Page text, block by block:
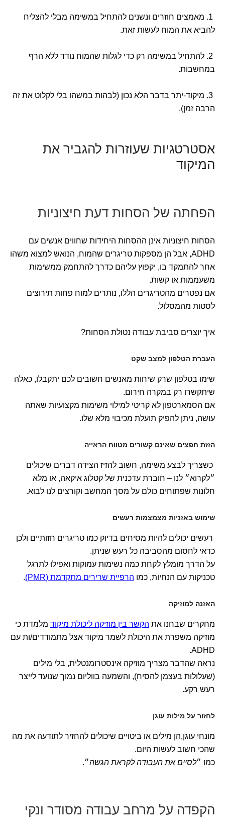
1. מאמצים חוזרים ונשנים להתחיל במשימה מבלי להצליח
להביא את המוח לעשות זאת.
2. להתחיל במשימה רק כדי לגלות שהמוח נודד ללא הרף
במחשבות.
3. מיקוד-יתר בדבר הלא נכון (לבהות במשהו בלי לקלוט את זה
הרבה זמן).
אסטרטגיות שעוזרות להגביר את
המיקוד
הפחתה של הסחות דעת חיצוניות
הסחות חיצוניות אינן ההסחות היחידות שחווים אנשים עם
ADHD, אבל הן מספקות טריגרים שהמוח, הנואש למצוא משהו
אחר להתמקד בו, יקפוץ עליהם כדרך להתחמק ממשימות
משעממות או קשות.
אם נפטרים מהטריגרים הללו, נותרים למוח פחות תירוצים
לסטות מהמסלול.
איך יוצרים סביבת עבודה נטולת הסחות?
העברת הטלפון למצב שקט
שימו בטלפון שרק שיחות מאנשים חשובים לכם יתקבלו, כאלה
שיתקשרו רק במקרה חירום.
אם הסמארטפון לא קריטי למילוי משימות מקצועיות שאתה
עושה, ניתן להפיק תועלת מכיבוי מלא שלו.
הזזת חפצים שאינם קשורים מטווח הראייה
כשצריך לבצע משימה, חשוב להזיז הצידה דברים שיכולים
״לקרוא״ לנו – חוברת עדכנית של קטלוג איקאה, או מלא
חלונות שפתוחים כולם על מסך המחשב וקורצים לנו לבוא.
שימוש באזניות מצמצמות רעשים
רעשים יכולים להיות מסיחים בדיוק כמו טריגרים חזותיים ולכן
כדאי לחסום מהסביבה כל רעש שניתן.
על הדרך מומלץ לקחת כמה נשימות עמוקות ואפילו לתרגל
טכניקות עם הנחיות, כמו הרפיית שרירים מתקדמת (PMR) .
האזנה למוזיקה
מחקרים שבחנו את הקשר בין מוזיקה ליכולת מיקוד מלמדת כי
מוזיקה משפרת את היכולת לשמר מיקוד אצל מתמודדים/ות עם
ADHD.
נראה שהדבר מצריך מוזיקה אינסטרומנטלית, בלי מילים
(שעלולות בעצמן להסיח), והשמעה בווליום נמוך שנועד לייצר
רעש רקע.
לחזור על מילות עוגן
מונחי עוגן,הן מילים או ביטויים שיכולים להחזיר לתודעה את מה
שהכי חשוב לעשות היום.
כמו ״לסיים את העבודה לקראת הגשה״.
הקפדה על מרחב עבודה מסודר ונקי